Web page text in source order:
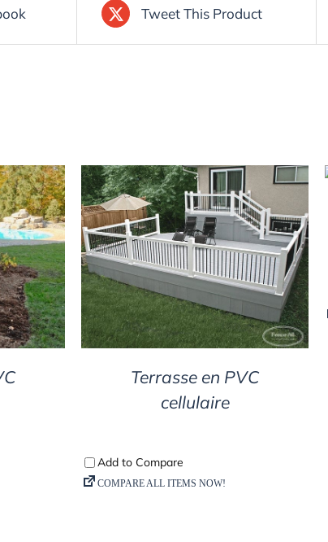
Tweet This Product
DETAILS
Terrasse en PVC
cellulaire